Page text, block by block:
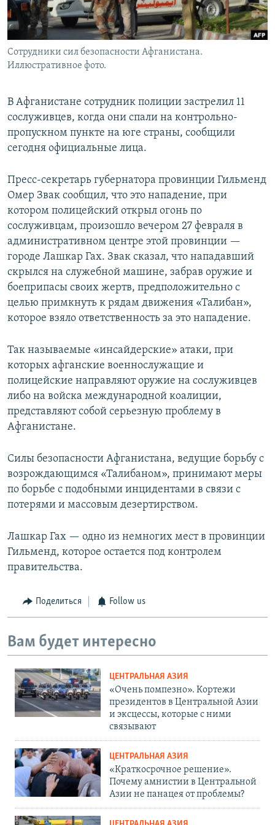
Сотрудники сил безопасности Афганистана.
Иллюстративное фото.
В Афганистане сотрудник полиции застрелил 11
сослуживцев, когда они спали на контрольно-
пропускном пункте на юге страны, сообщили
сегодня официальные лица.
Пресс-секретарь губернатора провинции Гильменд
Омер Звак сообщил, что это нападение, при
котором полицейский открыл огонь по
сослуживцам, произошло вечером 27 февраля в
административном центре этой провинции —
городе Лашкар Гах. Звак сказал, что нападавший
скрылся на служебной машине, забрав оружие и
боеприпасы своих жертв, предположительно с
целью примкнуть к рядам движения «Талибан»,
которое взяло ответственность за это нападение.
Так называемые «инсайдерские» атаки, при
которых афганские военнослужащие и
полицейские направляют оружие на сослуживцев
либо на войска международной коалиции,
представляют собой серьезную проблему в
Афганистане.
Силы безопасности Афганистана, ведущие борьбу с
возрождающимся «Талибаном», принимают меры
по борьбе с подобными инцидентами в связи с
потерями и массовым дезертирством.
Лашкар Гах — одно из немногих мест в провинции
Гильменд, которое остается под контролем
правительства.
Поделиться Follow us
Вам будет интересно
ЦЕНТРАЛЬНАЯ АЗИЯ
«Очень помпезно». Кортежи
президентов в Центральной Азии
и эксцессы, которые с ними
связывают
ЦЕНТРАЛЬНАЯ АЗИЯ
«Краткосрочное решение».
Почему амнистии в Центральной
Азии не панацея от проблемы?